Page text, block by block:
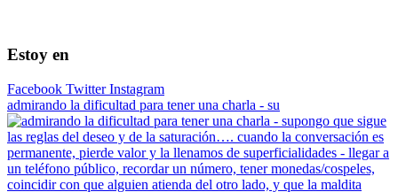
Estoy en
Facebook TwitterInstagram
admirando la dificultad para tener una charla - su